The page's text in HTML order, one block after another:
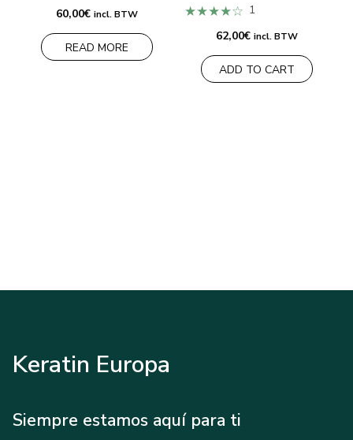
60,00€ incl. BTW
READ MORE
★★★★☆ 1
62,00€ incl. BTW
ADD TO CART
Keratin Europa
Siempre estamos aquí para ti